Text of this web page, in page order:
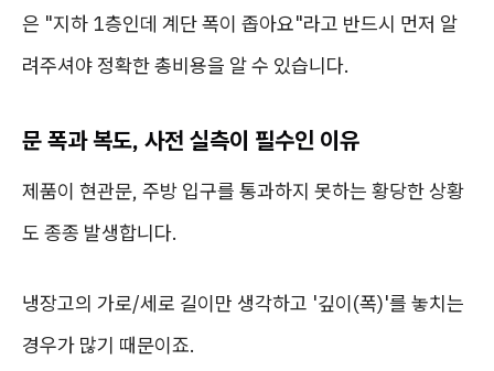
은 "지하 1층인데 계단 폭이 좁아요"라고 반드시 먼저 알
려주셔야 정확한 총비용을 알 수 있습니다.
문 폭과 복도, 사전 실측이 필수인 이유
제품이 현관문, 주방 입구를 통과하지 못하는 황당한 상황
도 종종 발생합니다.
냉장고의 가로/세로 길이만 생각하고 '깊이(폭)'를 놓치는
경우가 많기 때문이죠.